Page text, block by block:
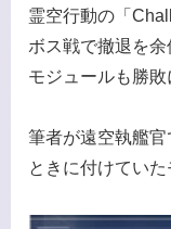
霊空行動の「
ボス戦で撤退を
モジュールも勝敗
筆者が遠空執艦
ときに付けていた